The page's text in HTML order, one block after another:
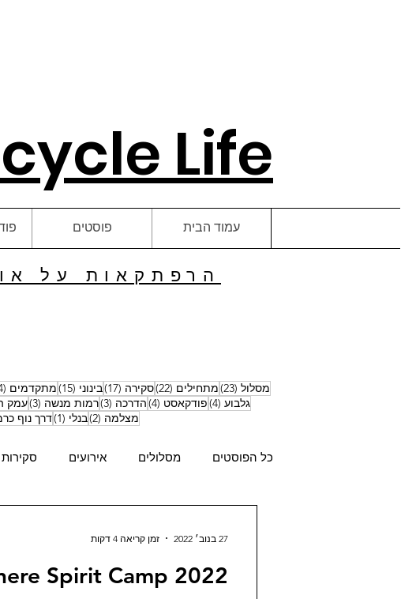
Life
פוסטים עמוד הבית
הרפתקאות על
מסלול (23) 23 פוסטים
מתחילים (22) 22 פוסטים
סקירה (17) 17 פוסטים
בינוני (15) 15 פוסטים
מתקדמים (14)
גלבוע (4) 4 פוסטיםפודקאסט (4) 4 פוסטיםהדרכה (3) 3 פוסטיםרמות מנשה (3) 3 פוסטיםעמק
מצלמה (2) 2 פוסטיםבנלי (1) פוסט 1
דרך נוף
כל הפוסטים מסלולים אירועים סקירות
Spirit Camp 2022
27 בנוב׳ 2022 זמן קריאה 4 דקות